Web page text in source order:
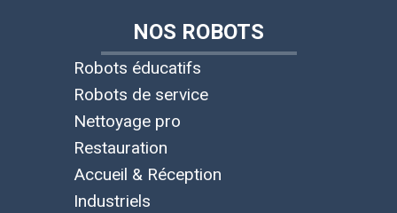
NOS ROBOTS
Robots éducatifs
Robots de service
Nettoyage pro
Restauration
Accueil & Réception
Industriels